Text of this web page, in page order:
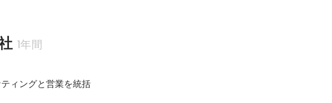
1年間
ィングと営業を統括